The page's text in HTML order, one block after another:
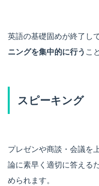
英語の基礎固めが終了し
ニングを集中的に行う こ
スピーキング
プレゼンや商談・会議を
論に素早く適切に答える
められます。